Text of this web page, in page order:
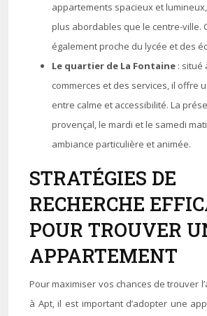
appartements spacieux et
plus abordables que le centre-ville.
également proche du lycée et des
Le quartier de La Fontaine : situé
commerces et des services, il offre
entre calme et accessibilité. La
provençal, le mardi et le samedi
ambiance particulière et animée.
STRATÉGIES DE
RECHERCHE
POUR TROUVER
APPARTEMENT
Pour maximiser vos chances de trouver
à Apt, il est important d’adopter une